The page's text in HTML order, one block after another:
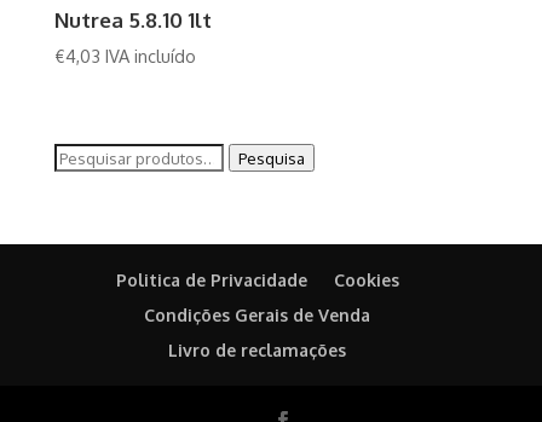
Nutrea 5.8.10 1lt
€4,03 IVA incluído
Pesquisar
Pesquisa
Politica de Privacidade
Cookies
Condições Gerais de Venda
Livro de reclamações